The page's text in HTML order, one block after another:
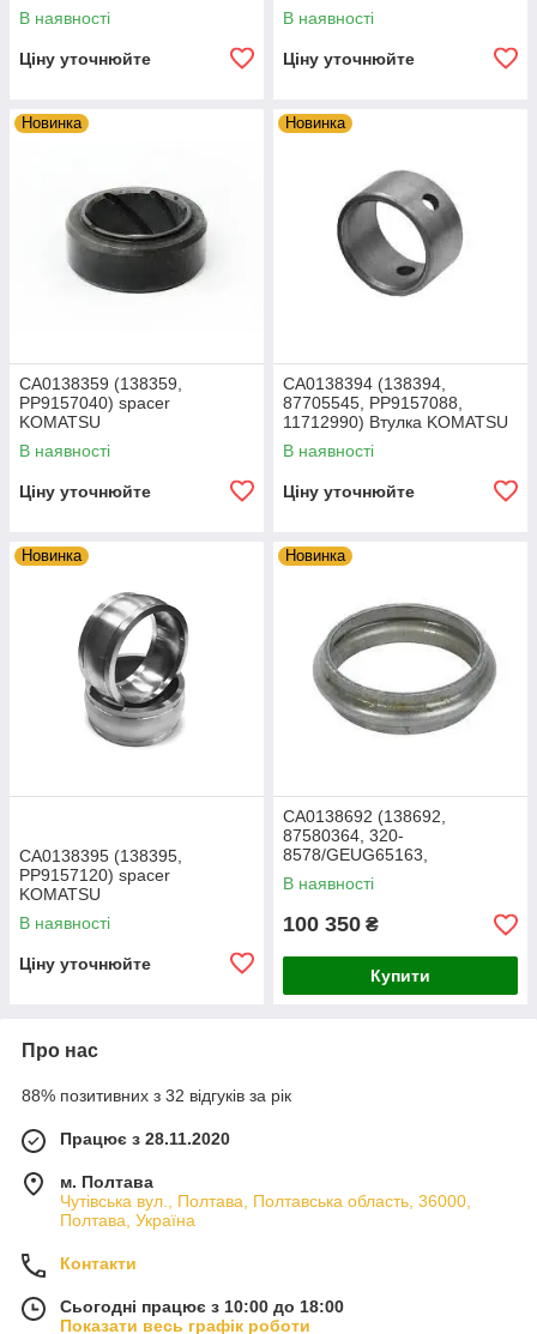
В наявності
Ціну уточнюйте
В наявності
Ціну уточнюйте
Новинка
CA0138359 (138359,
PP9157040) spacer
KOMATSU
В наявності
Ціну уточнюйте
Новинка
CA0138394 (138394,
87705545, PP9157088,
11712990) Втулка KOMATSU
В наявності
Ціну уточнюйте
Новинка
CA0138395 (138395,
PP9157120) spacer
KOMATSU
В наявності
Ціну уточнюйте
Новинка
CA0138692 (138692,
87580364, 320-
8578/GEUG65163,
6193350M1, 11709291)
Втулка KOMATSU
В наявності
100 350 ₴
Купити
Про нас
88% позитивних з 32 відгуків за рік
Працює з 28.11.2020
м. Полтава
Чутівська вул., Полтава, Полтавська область, 36000,
Полтава, Україна
Контакти
Сьогодні працює з 10:00 до 18:00
Показати весь графік роботи